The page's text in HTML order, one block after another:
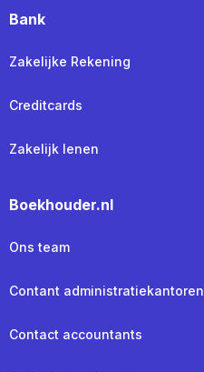
Bank
Zakelijke Rekening
Creditcards
Zakelijk lenen
Boekhouder.nl
Ons team
Contant administratiekantoren
Contact accountants